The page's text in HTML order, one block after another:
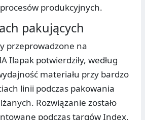
produkcyjnych.
pakujących
przeprowadzone na
Ilapak potwierdziły, według
materiału przy bardzo
linii podczas pakowania
Rozwiązanie zostało
podczas targów Index,